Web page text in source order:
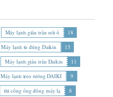
Máy lạnh giấu trần nối ố
18
Máy lạnh tủ đứng Daikin
15
Máy lạnh giấu trần Daikin
11
Máy lạnh treo tường DAIKI
9
thi công ống đồng máy lạ
8